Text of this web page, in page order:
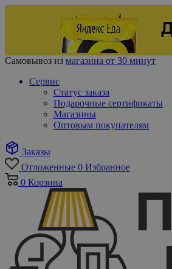
Самовывоз из магазина от 30 минут
Сервис
Статус заказа
Подарочные сертификаты
Магазины
Оптовым покупателям
Заказы
Отложенные 0 Избранное
0 Корзина